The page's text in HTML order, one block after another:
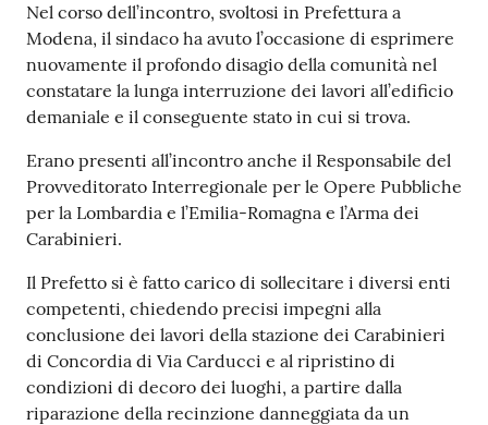
Nel corso dell’incontro, svoltosi in Prefettura a
Modena, il sindaco ha avuto l’occasione di esprimere
nuovamente il profondo disagio della comunità nel
constatare la lunga interruzione dei lavori all’edificio
demaniale e il conseguente stato in cui si trova.
Erano presenti all’incontro anche il Responsabile del
Provveditorato Interregionale per le Opere Pubbliche
per la Lombardia e l’Emilia-Romagna e l’Arma dei
Carabinieri.
Il Prefetto si è fatto carico di sollecitare i diversi enti
competenti, chiedendo precisi impegni alla
conclusione dei lavori della stazione dei Carabinieri
di Concordia di Via Carducci e al ripristino di
condizioni di decoro dei luoghi, a partire dalla
riparazione della recinzione danneggiata da un